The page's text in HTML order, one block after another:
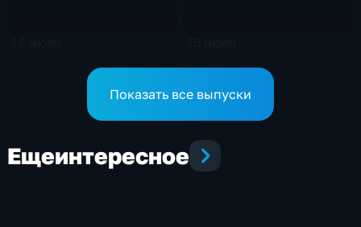
Показать все выпуски
Ещеинтересное